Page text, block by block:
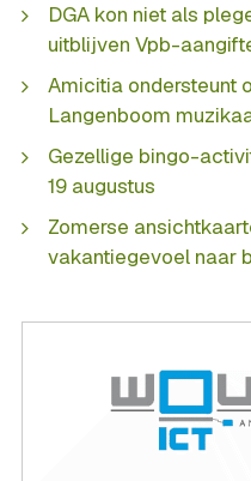
DGA kon niet als
uitblijven Vpb-
Amicitia ondersteunt
Langenboom
Gezellige bingo-
19 augustus
Zomerse
vakantiegevoel naar